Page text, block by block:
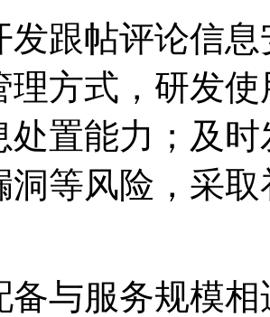
发跟帖评论信
理方式，研发
处置能力；及
洞等风险，采
备与服务规模